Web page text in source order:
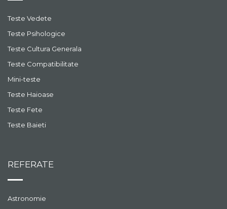
Teste Vedete
Teste Psihologice
Teste Cultura Generala
Teste Compatibilitate
Mini-teste
Teste Haioase
Teste Fete
Teste Baieti
REFERATE
Astronomie